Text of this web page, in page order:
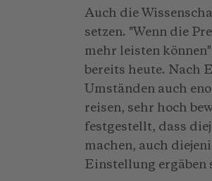
Auch die
setzen. "Wenn die
mehr leisten
bereits heute. Nach
Umständen auch
reisen, sehr hoch
festgestellt, dass
machen, auch
Einstellung ergäben